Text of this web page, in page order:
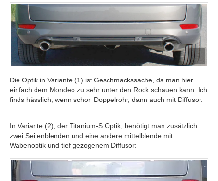
Die Optik in Variante (1) ist Geschmackssache, da man hier
einfach dem Mondeo zu sehr unter den Rock schauen kann. Ich
finds hässlich, wenn schon Doppelrohr, dann auch mit Diffusor.
In Variante (2), der Titanium-S Optik, benötigt man zusätzlich
zwei Seitenblenden und eine andere mittelblende mit
Wabenoptik und tief gezogenem Diffusor: